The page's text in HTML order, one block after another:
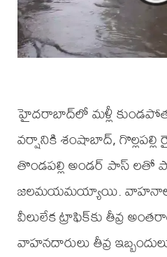
హైదరాబాద్‌లో మళ్లీ కుండపోత
వర్షానికి శంషాబాద్, గొల్లపల్లి
తొండపల్లి అండర్ పాస్ లతో
జలమయమయ్యాయి. వాహనాలు
వీలులేక ట్రాఫిక్‌కు తీవ్ర
వాహనదారులు తీవ్ర